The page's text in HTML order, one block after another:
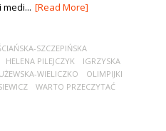
[Read More]
SZCZEPIŃSKA
HELENA PILEJCZYK
IGRZYSKA
WIELICZKO
OLIMPIJKI
WARTO PRZECZYTAĆ